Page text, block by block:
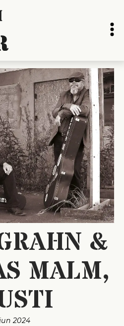
&
MALM,
2024